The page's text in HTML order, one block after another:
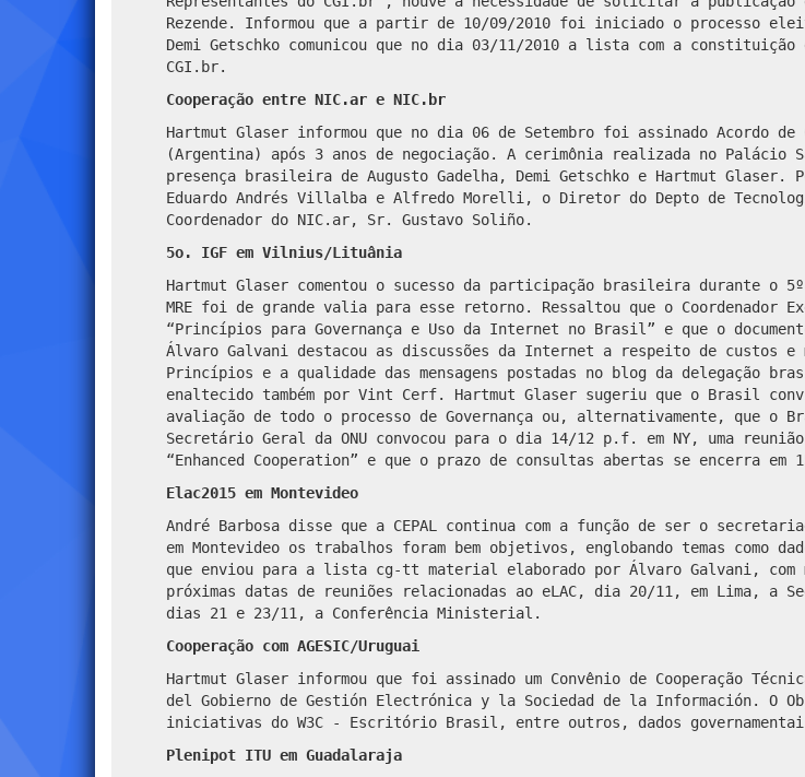
Rezende. Informou que a partir de 10/09/2010 foi iniciado o processo
Demi Getschko comunicou que no dia 03/11/2010 a lista com a
CGI.br.
Cooperação entre NIC.ar e NIC.br
Hartmut Glaser informou que no dia 06 de Setembro foi assinado Acordo
(Argentina) após 3 anos de negociação. A cerimônia realizada no Palácio
presença brasileira de Augusto Gadelha, Demi Getschko e Hartmut Glaser.
Eduardo Andrés Villalba e Alfredo Morelli, o Diretor do Depto de
Coordenador do NIC.ar, Sr. Gustavo Soliño.
5o. IGF em Vilnius/Lituânia
Hartmut Glaser comentou o sucesso da participação brasileira durante o
MRE foi de grande valia para esse retorno. Ressaltou que o Coordenador
“Princípios para Governança e Uso da Internet no Brasil” e que o
Álvaro Galvani destacou as discussões da Internet a respeito de custos e
Princípios e a qualidade das mensagens postadas no blog da delegação
enaltecido também por Vint Cerf. Hartmut Glaser sugeriu que o Brasil
avaliação de todo o processo de Governança ou, alternativamente, que o
Secretário Geral da ONU convocou para o dia 14/12 p.f. em NY, uma
“Enhanced Cooperation” e que o prazo de consultas abertas se encerra em
Elac2015 em Montevideo
André Barbosa disse que a CEPAL continua com a função de ser o
em Montevideo os trabalhos foram bem objetivos, englobando temas como
que enviou para a lista cg-tt material elaborado por Álvaro Galvani,
próximas datas de reuniões relacionadas ao eLAC, dia 20/11, em Lima,
dias 21 e 23/11, a Conferência Ministerial.
Cooperação com AGESIC/Uruguai
Hartmut Glaser informou que foi assinado um Convênio de Cooperação
del Gobierno de Gestión Electrónica y la Sociedad de la Información. O
iniciativas do W3C - Escritório Brasil, entre outros, dados
Plenipot ITU em Guadalaraja